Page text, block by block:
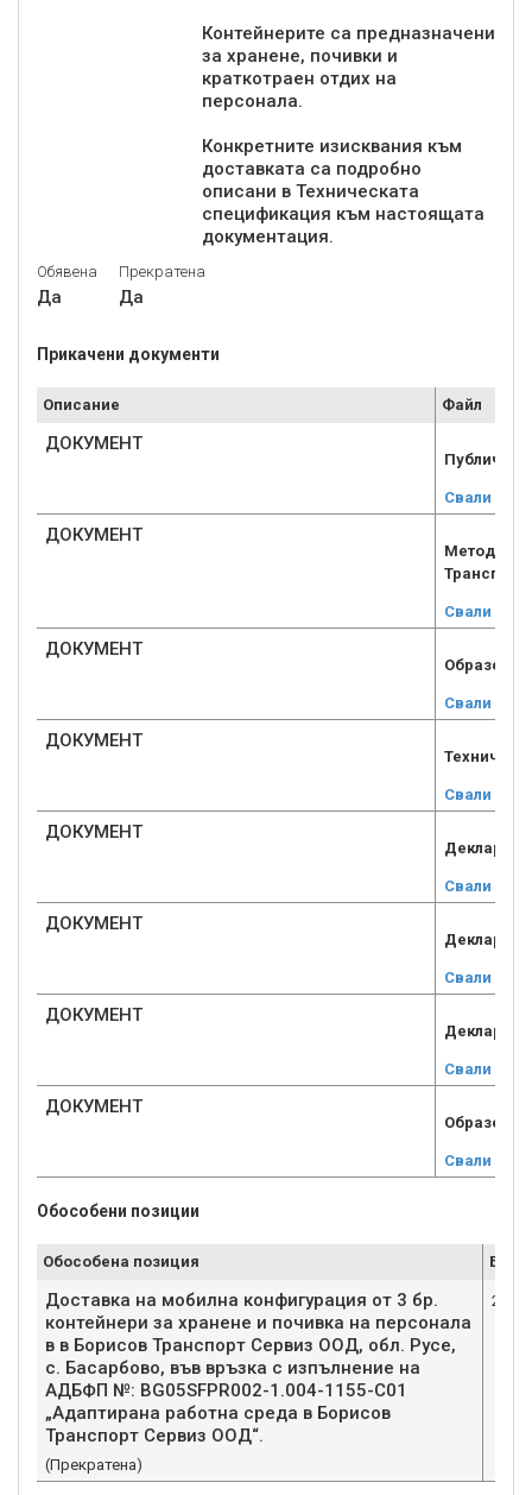
Контейнерите са предназначени
за хранене, почивки и
краткотраен отдих на
персонала.
Конкретните изисквания към
доставката са подробно
описани в Техническата
спецификация към настоящата
Обявена
Да
Прекратена
Да
Прикачени документи
Описание Файл
ДОКУМЕНТ
Свали
ДОКУМЕНТ
Методика
Свали
ДОКУМЕНТ
Свали
ДОКУМЕНТ
Свали
ДОКУМЕНТ
Свали
ДОКУМЕНТ
Свали
ДОКУМЕНТ
Свали
ДОКУМЕНТ
Свали
Обособени позиции
Обособена позиция Брой
Доставка на мобилна конфигурация от 3 бр.
контейнери за хранене и почивка на персонала
в в Борисов Транспорт Сервиз ООД, обл. Русе,
с. Басарбово, във връзка с изпълнение на
АДБФП №: BG05SFPR002-1.004-1155-С01
„Адаптирана работна среда в Борисов
Транспорт Сервиз ООД“.
(Прекратена)
2